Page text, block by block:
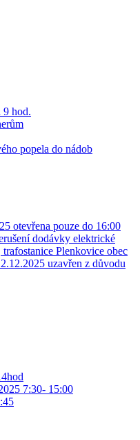
9 hod.
popela do nádob
otevřena pouze do 16:00
dodávky elektrické
Plenkovice obec
uzavřen z důvodu
7:30- 15:00